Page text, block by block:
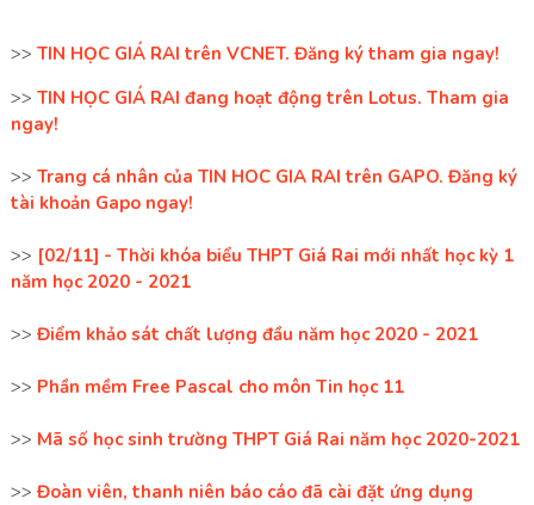
>> TIN HỌC GIÁ RAI trên VCNET. Đăng ký tham gia ngay!
>> TIN HỌC GIÁ RAI đang hoạt động trên Lotus. Tham gia
ngay!
>> Trang cá nhân của TIN HOC GIA RAI trên GAPO. Đăng ký
tài khoản Gapo ngay!
>> [02/11] - Thời khóa biểu THPT Giá Rai mới nhất học kỳ 1
năm học 2020 - 2021
>>Điểm khảo sát chất lượng đầu năm học 2020 - 2021
>> Phần mềm Free Pascal cho môn Tin học 11
>> Mã số học sinh trường THPT Giá Rai năm học 2020-2021
>>Đoàn viên, thanh niên báo cáo đã cài đặt ứng dụng